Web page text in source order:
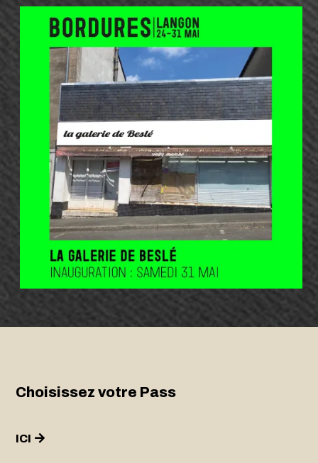
Choisissez votre Pass
ICI